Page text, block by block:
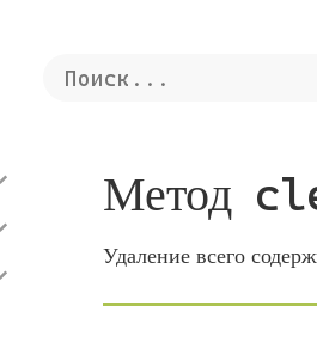
Метод
Удаление всего